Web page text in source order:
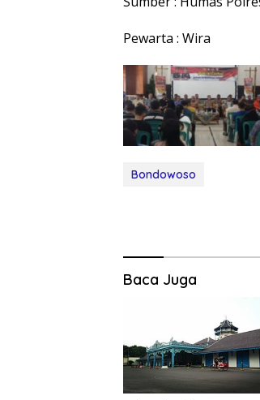
Pewarta : Wira
Bondowoso
Baca Juga